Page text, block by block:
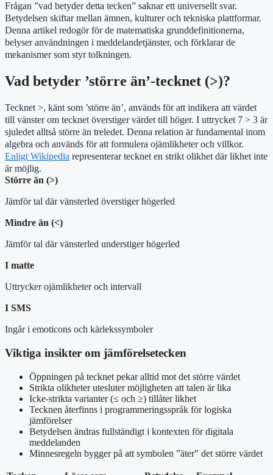
Frågan ”vad betyder detta tecken” saknar ett universellt svar.
Betydelsen skiftar mellan ämnen, kulturer och tekniska plattformar.
Denna artikel redogör för de matematiska grunddefinitionerna,
belyser användningen i meddelandetjänster, och förklarar de
mekanismer som styr tolkningen.
Vad betyder ’större än’-tecknet (>)?
Tecknet >, känt som ’större än’, används för att indikera att värdet
till vänster om tecknet överstiger värdet till höger. I uttrycket 7 > 3 är
sjuledet alltså större än treledet. Denna relation är fundamental inom
algebra och används för att formulera ojämlikheter och villkor.
Enligt Wikipedia representerar tecknet en strikt olikhet där likhet inte
är möjlig.
Större än (>)
Jämför tal där vänsterled överstiger högerled
Mindre än (<)
Jämför tal där vänsterled understiger högerled
I matte
Uttrycker ojämlikheter och intervall
I SMS
Ingår i emoticons och kärlekssymboler
Viktiga insikter om jämförelsetecken
Öppningen på tecknet pekar alltid mot det större värdet
Strikta olikheter utesluter möjligheten att talen är lika
Icke-strikta varianter (≤ och ≥) tillåter likhet
Tecknen återfinns i programmeringsspråk för logiska
jämförelser
Betydelsen ändras fullständigt i kontexten för digitala
meddelanden
Minnesregeln bygger på att symbolen ”äter” det större värdet